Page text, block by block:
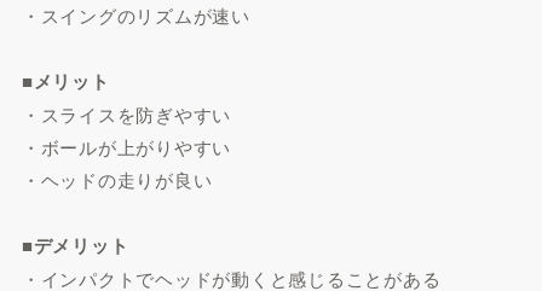
・スイングのリズムが速い
■メリット
・スライスを防ぎやすい
・ボールが上がりやすい
・ヘッドの走りが良い
■デメリット
・インパクトでヘッドが動くと感じることがある